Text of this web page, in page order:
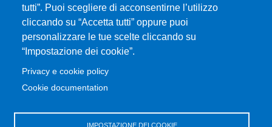
tutti”. Puoi scegliere di acconsentirne l’utilizzo
cliccando su “Accetta tutti” oppure puoi
personalizzare le tue scelte cliccando su
“Impostazione dei cookie”.
Privacy e cookie policy
Cookie documentation
IMPOSTAZIONE DEI COOKIE
MENÙ SOCIAL
MENÙ FOOTER 1
Accessibility statement
Sitemap
Privacy and cookie policy